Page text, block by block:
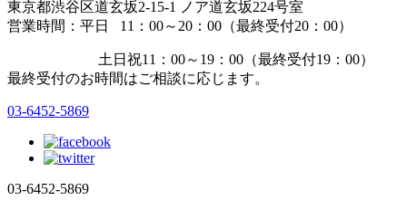
東京都渋谷区道玄坂2-15-1 ノア道玄坂224号室
営業時間：平日 11：00～20：00（最終受付20：00）
土日祝11：00～19：00（最終受付19：00）
最終受付のお時間はご相談に応じます。
03-6452-5869
03-6452-5869